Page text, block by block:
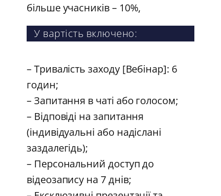
більше учасників – 10%,
У вартість включено:
– Тривалість заходу [Вебінар]: 6
годин;
– Запитання в чаті або голосом;
– Відповіді на запитання
(індивідуальні або надіслані
заздалегідь);
– Персональний доступ до
відеозапису на 7 днів;